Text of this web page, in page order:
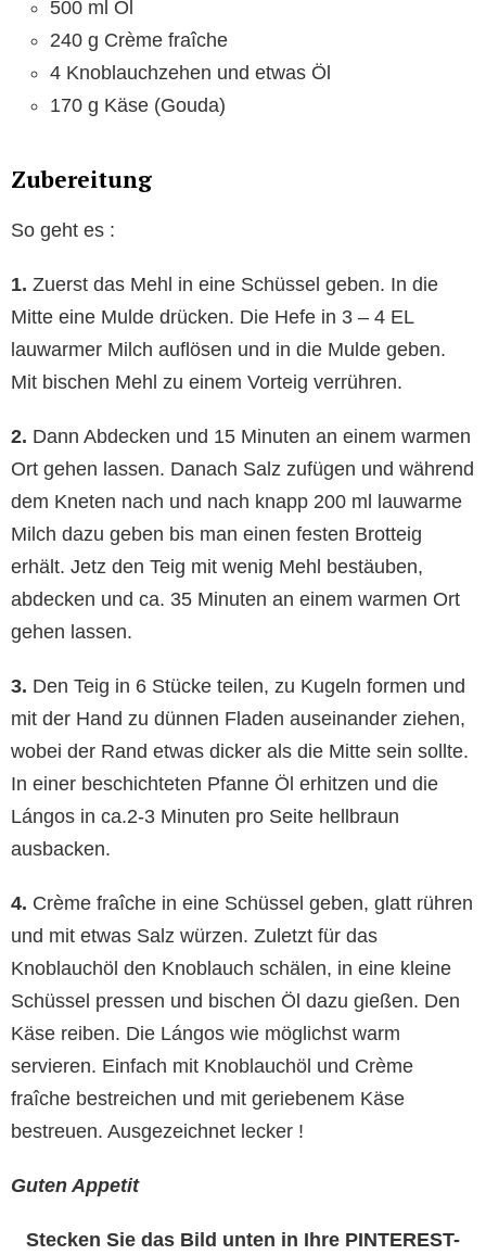
500 ml Öl
240 g Crème fraîche
4 Knoblauchzehen und etwas Öl
170 g Käse (Gouda)
Zubereitung
So geht es :
1. Zuerst das Mehl in eine Schüssel geben. In die
Mitte eine Mulde drücken. Die Hefe in 3 – 4 EL
lauwarmer Milch auflösen und in die Mulde geben.
Mit bischen Mehl zu einem Vorteig verrühren.
2. Dann Abdecken und 15 Minuten an einem warmen
Ort gehen lassen. Danach Salz zufügen und während
dem Kneten nach und nach knapp 200 ml lauwarme
Milch dazu geben bis man einen festen Brotteig
erhält. Jetz den Teig mit wenig Mehl bestäuben,
abdecken und ca. 35 Minuten an einem warmen Ort
gehen lassen.
3. Den Teig in 6 Stücke teilen, zu Kugeln formen und
mit der Hand zu dünnen Fladen auseinander ziehen,
wobei der Rand etwas dicker als die Mitte sein sollte.
In einer beschichteten Pfanne Öl erhitzen und die
Lángos in ca.2-3 Minuten pro Seite hellbraun
ausbacken.
4. Crème fraîche in eine Schüssel geben, glatt rühren
und mit etwas Salz würzen. Zuletzt für das
Knoblauchöl den Knoblauch schälen, in eine kleine
Schüssel pressen und bischen Öl dazu gießen. Den
Käse reiben. Die Lángos wie möglichst warm
servieren. Einfach mit Knoblauchöl und Crème
fraîche bestreichen und mit geriebenem Käse
bestreuen. Ausgezeichnet lecker !
Guten Appetit
Stecken Sie das Bild unten in Ihre PINTEREST-